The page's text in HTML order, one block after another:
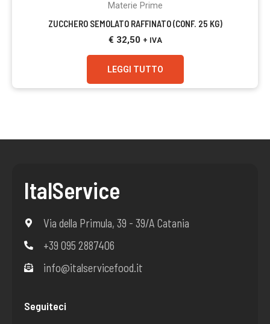
Materie Prime
ZUCCHERO SEMOLATO RAFFINATO (CONF. 25 KG)
€ 32,50 + IVA
LEGGI TUTTO
ItalService
Via della Primula, 39 - 39/A Catania
+39 095 2887406
info@italservicefood.it
Seguiteci